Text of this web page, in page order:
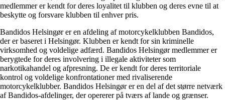
medlemmer er kendt for deres loyalitet til klubben og deres evne til at
beskytte og forsvare klubben til enhver pris.
Bandidos Helsingør er en afdeling af motorcykelklubben Bandidos,
der er baseret i Helsingør. Klubben er kendt for sin kriminelle
virksomhed og voldelige adfærd. Bandidos Helsingør medlemmer er
berygtede for deres involvering i illegale aktiviteter som
narkotikahandel og afpresning. De er kendt for deres territoriale
kontrol og voldelige konfrontationer med rivaliserende
motorcykelklubber. Bandidos Helsingør er en del af det større netværk
af Bandidos-afdelinger, der opererer på tværs af lande og grænser.